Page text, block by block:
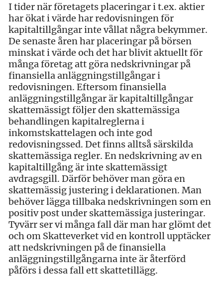
I tider när företagets placeringar i t.ex. aktier
har ökat i värde har redovisningen för
kapitaltillgångar inte vållat några bekymmer.
De senaste åren har placeringar på börsen
minskat i värde och det har blivit aktuellt för
många företag att göra nedskrivningar på
finansiella anläggningstillgångar i
redovisningen. Eftersom finansiella
anläggningstillgångar är kapitaltillgångar
skattemässigt följer den skattemässiga
behandlingen kapitalreglerna i
inkomstskattelagen och inte god
redovisningssed. Det finns alltså särskilda
skattemässiga regler. En nedskrivning av en
kapitaltillgång är inte skattemässigt
avdragsgill. Därför behöver man göra en
skattemässig justering i deklarationen. Man
behöver lägga tillbaka nedskrivningen som en
positiv post under skattemässiga justeringar.
Tyvärr ser vi många fall där man har glömt det
och om Skatteverket vid en kontroll upptäcker
att nedskrivningen på de finansiella
anläggningstillgångarna inte är återförd
påförs i dessa fall ett skattetillägg.